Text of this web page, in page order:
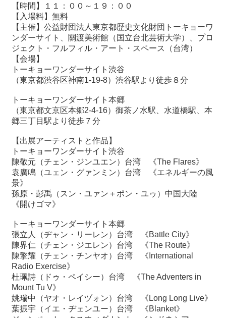
ッ
プ
【時間】１１：００～１９：００
【入場料】無料
【主催】公益財団法人東京都歴史文化財団トーキョーワ
ンダーサイト、關渡美術館（国立台北芸術大学）、プロ
ジェクト・フルフィル・アート・スペース（台湾）
【会場】
トーキョーワンダーサイト渋谷
（東京都渋谷区神南1-19-8）渋谷駅より徒歩８分
トーキョーワンダーサイト本郷
（東京都文京区本郷2-4-16）御茶ノ水駅、水道橋駅、本
郷三丁目駅より徒歩７分
【出展アーティストと作品】
トーキョーワンダーサイト渋谷
陳敬元（チェン・ジンユエン）台湾 《The Flares》
袁廣鳴（ユェン・グァンミン）台湾 《エネルギーの風
景》
孫原・彭禹（スン・ユァン＋ポン・ユゥ）中国大陸
《開けゴマ》
トーキョーワンダーサイト本郷
張立人（ヂャン・リーレン）台湾 《Battle City》
陳界仁（チェン・ジエレン）台湾 《The Route》
陳擎耀（チェン・チンヤオ）台湾 《International
Radio Exercise》
杜珮詩（ドゥ・ペイシー）台湾 《The Adventers in
Mount Tu V》
姚瑞中（ヤオ・レイヅォン）台湾 《Long Long Live》
葉振宇（イエ・ヂェンユー）台湾 《Blanket》